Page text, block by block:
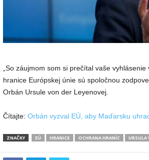
„So záujmom som si prečítal vaše
hranice Európskej únie sú spoločnou
Orbán Ursule von der Leyenovej.
Čítajte: Orbán vyzval EÚ, aby Maďarsku
ZNAČKY EÚ HRANICE OCHRANA HRANÍC URSULA